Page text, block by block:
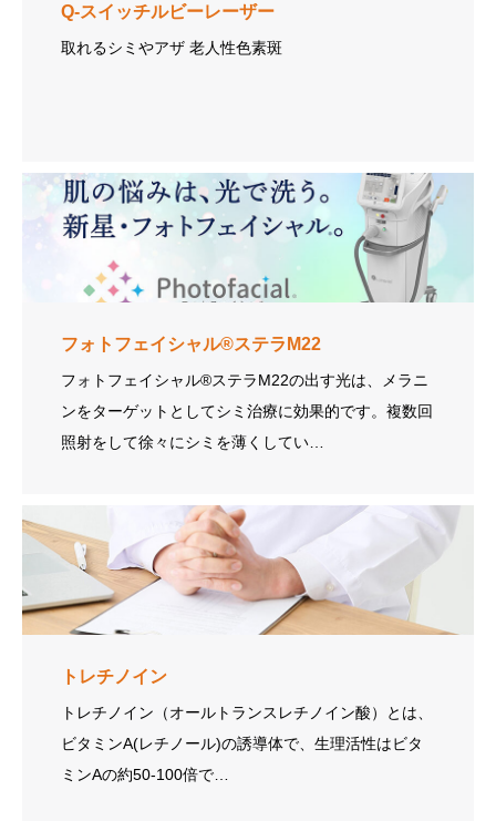
Q-スイッチルビーレーザー
取れるシミやアザ 老人性色素斑
フォトフェイシャル®ステラM22
フォトフェイシャル®ステラM22の出す光は、メラニ
ンをターゲットとしてシミ治療に効果的です。複数回
照射をして徐々にシミを薄くしてい…
トレチノイン
トレチノイン（オールトランスレチノイン酸）とは、
ビタミンA(レチノール)の誘導体で、生理活性はビタ
ミンAの約50-100倍で…